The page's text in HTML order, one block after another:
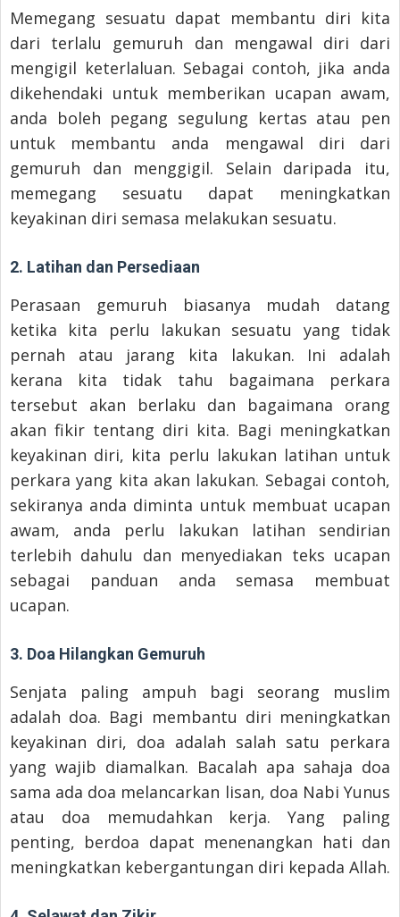
Memegang sesuatu dapat membantu diri kita
dari terlalu gemuruh dan mengawal diri dari
mengigil keterlaluan. Sebagai contoh, jika anda
dikehendaki untuk memberikan ucapan awam,
anda boleh pegang segulung kertas atau pen
untuk membantu anda mengawal diri dari
gemuruh dan menggigil. Selain daripada itu,
memegang sesuatu dapat meningkatkan
keyakinan diri semasa melakukan sesuatu.
2. Latihan dan Persediaan
Perasaan gemuruh biasanya mudah datang
ketika kita perlu lakukan sesuatu yang tidak
pernah atau jarang kita lakukan. Ini adalah
kerana kita tidak tahu bagaimana perkara
tersebut akan berlaku dan bagaimana orang
akan fikir tentang diri kita. Bagi meningkatkan
keyakinan diri, kita perlu lakukan latihan untuk
perkara yang kita akan lakukan. Sebagai contoh,
sekiranya anda diminta untuk membuat ucapan
awam, anda perlu lakukan latihan sendirian
terlebih dahulu dan menyediakan teks ucapan
sebagai panduan anda semasa membuat
ucapan.
3. Doa Hilangkan Gemuruh
Senjata paling ampuh bagi seorang muslim
adalah doa. Bagi membantu diri meningkatkan
keyakinan diri, doa adalah salah satu perkara
yang wajib diamalkan. Bacalah apa sahaja doa
sama ada doa melancarkan lisan, doa Nabi Yunus
atau doa memudahkan kerja. Yang paling
penting, berdoa dapat menenangkan hati dan
meningkatkan kebergantungan diri kepada Allah.